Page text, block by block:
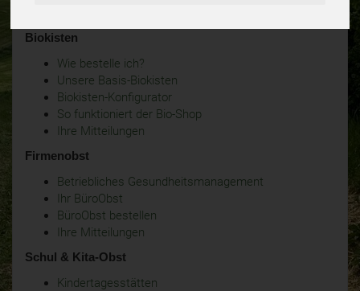
Biokisten
Wie bestelle ich?
Unsere Basis-Biokisten
Biokisten-Konfigurator
So funktioniert der Bio-Shop
Ihre Mitteilungen
Firmenobst
Betriebliches Gesundheitsmanagement
Ihr BüroObst
BüroObst bestellen
Ihre Mitteilungen
Schul & Kita-Obst
Kindertagesstätten